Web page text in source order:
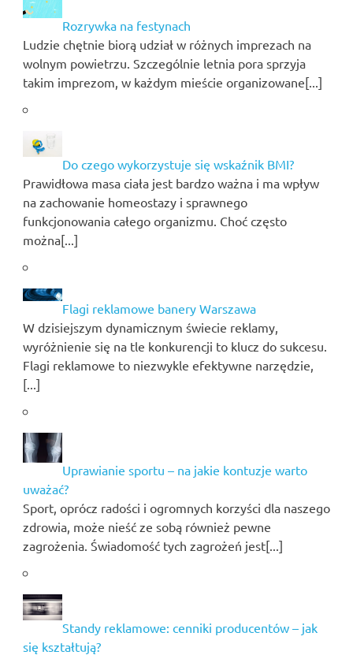
Rozrywka na festynach
Ludzie chętnie biorą udział w różnych imprezach na
wolnym powietrzu. Szczególnie letnia pora sprzyja
takim imprezom, w każdym mieście organizowane[...]
Do czego wykorzystuje się wskaźnik BMI?
Prawidłowa masa ciała jest bardzo ważna i ma wpływ
na zachowanie homeostazy i sprawnego
funkcjonowania całego organizmu. Choć często
można[...]
Flagi reklamowe banery Warszawa
W dzisiejszym dynamicznym świecie reklamy,
wyróżnienie się na tle konkurencji to klucz do sukcesu.
Flagi reklamowe to niezwykle efektywne narzędzie,
[...]
Uprawianie sportu – na jakie kontuzje warto
uważać?
Sport, oprócz radości i ogromnych korzyści dla naszego
zdrowia, może nieść ze sobą również pewne
zagrożenia. Świadomość tych zagrożeń jest[...]
Standy reklamowe: cenniki producentów – jak
się kształtują?